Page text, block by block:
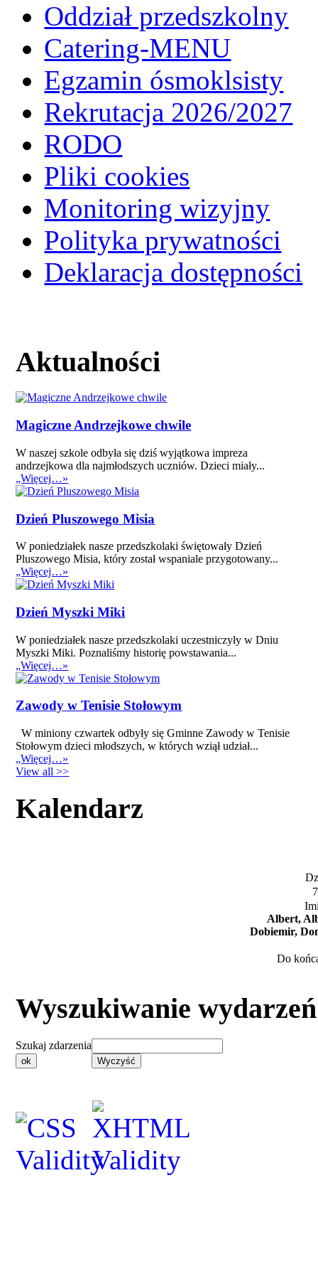
Oddział przedszkolny
Catering-MENU
Egzamin ósmoklsisty
Rekrutacja 2026/2027
RODO
Pliki cookies
Monitoring wizyjny
Polityka prywatności
Deklaracja dostępności
Aktualności
Magiczne Andrzejkowe chwile
W naszej szkole odbyła się dziś wyjątkowa impreza
andrzejkowa dla najmłodszych uczniów. Dzieci miały...
„Więcej…»
Dzień Pluszowego Misia
W poniedziałek nasze przedszkolaki świętowały Dzień
Pluszowego Misia, który został wspaniale przygotowany...
„Więcej…»
Dzień Myszki Miki
W poniedziałek nasze przedszkolaki uczestniczyły w Dniu
Myszki Miki. Poznaliśmy historię powstawania...
„Więcej…»
Zawody w Tenisie Stołowym
W miniony czwartek odbyły się Gminne Zawody w Tenisie
Stołowym dzieci młodszych, w których wziął udział...
„Więcej…»
View all >>
Kalendarz
Albert,
Dobiemir,
Do
Wyszukiwanie wydarzeń
Szukaj zdarzenia